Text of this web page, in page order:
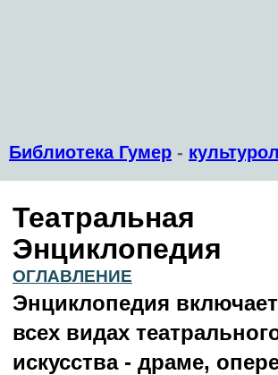
Библиотека Гумер -
Театральная
Энциклопедия
ОГЛАВЛЕНИЕ
Энциклопедия
всех видах
искусства - драме,